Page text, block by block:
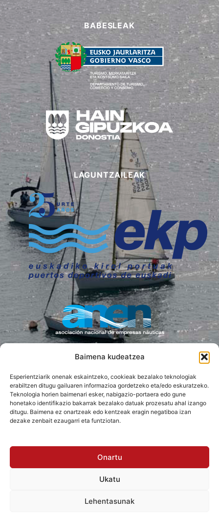
Baimena kudeatzea
Esperientziarik onenak eskaintzeko, cookieak bezalako teknologiak
erabiltzen ditugu gailuaren informazioa gordetzeko eta/edo eskuratzeko.
Teknologia horien baimenari esker, nabigazio-portaera edo gune
honetako identifikazio bakarrak bezalako datuak prozesatu ahal izango
ditugu. Baimena ez onartzeak edo kentzeak eragin negatiboa izan
dezake zenbait ezaugarri eta funtziotan.
Onartu
Ukatu
Lehentasunak
BABESLEAK
LAGUNTZAILEAK